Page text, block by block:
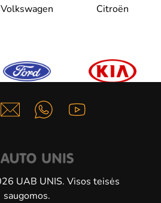
Volkswagen Citroën
Ford
UAB UNIS. Visos teisės
saugomos.